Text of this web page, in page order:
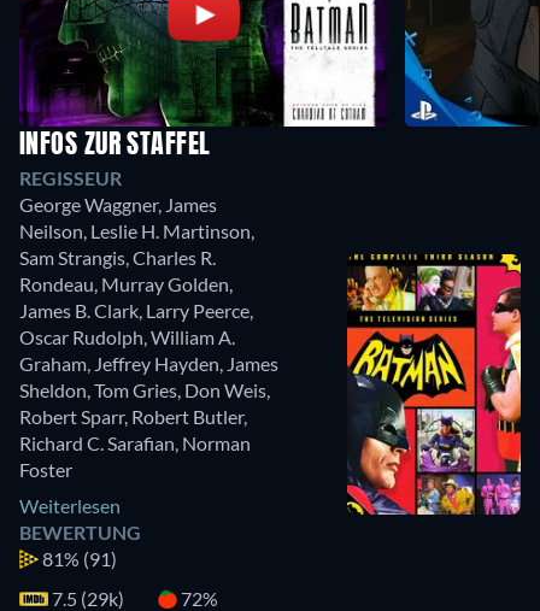
INFOS ZUR STAFFEL
REGISSEUR
George Waggner, James
Neilson Leslie H. Martinson
Sam Strangis Charles R.
Rondeau Murray Golden
James B. Clark Larry Peerce
Oscar Rudolph William A.
Graham Jeffrey Hayden James
Sheldon Tom Gries Don Weis
Robert Sparr, Robert Butler,
Richard C. Sarafian Norman
Foster
Weiterlesen
BEWERTUNG
81% (91)
7.5 (29k)
72%